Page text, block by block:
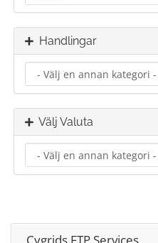
Handlingar
Välj Valuta